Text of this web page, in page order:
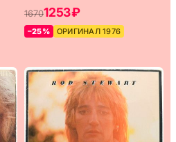
16701253 ₽
–25% ОРИГИНАЛ 1976